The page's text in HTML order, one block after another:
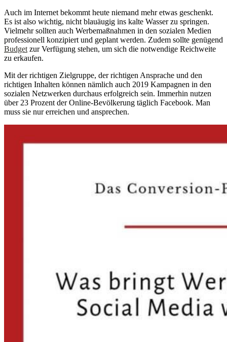
Auch im Internet bekommt heute niemand mehr etwas geschenkt.
Es ist also wichtig, nicht blauäugig ins kalte Wasser zu springen.
Vielmehr sollten auch Werbemaßnahmen in den sozialen Medien
professionell konzipiert und geplant werden. Zudem sollte genügend
Budget zur Verfügung stehen, um sich die notwendige Reichweite
zu erkaufen.
Mit der richtigen Zielgruppe, der richtigen Ansprache und den
richtigen Inhalten können nämlich auch 2019 Kampagnen in den
sozialen Netzwerken durchaus erfolgreich sein. Immerhin nutzen
über 23 Prozent der Online-Bevölkerung täglich Facebook. Man
muss sie nur erreichen und ansprechen.